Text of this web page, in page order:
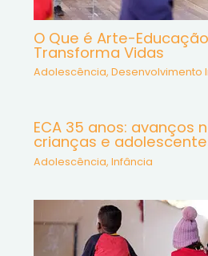
O Que é Arte-
Transforma Vidas
Adolescência, Desenvolvimento
ECA 35 anos: avanços
crianças e
Adolescência, Infância